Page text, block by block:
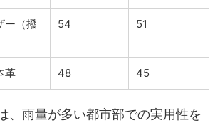
ー（撥
54 51
革 48 45
、雨量が多い都市部での実用性を